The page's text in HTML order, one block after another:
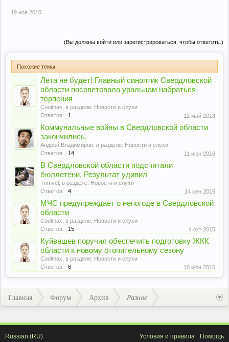
19 ноя 2010
(Вы должны войти или зарегистрироваться, чтобы ответить.)
Похожие темы
Лета не будет! Главный синоптик Свердловской
области посоветовала уральцам набраться
терпения
Coolmax , в разделе: Новости и слухи
Ответов:
1 12 май 2018
Коммунальные войны в Свердловской области
закончились.
Андрей Владимиров , в разделе: Новости и слухи
Ответов:
14 11 июн 2016
В Свердловской области подсчитали
бюллетени. Результат удивил
Trimvel , в разделе: Новости и слухи
Ответов:
4 14 сен 2015
МЧС предупреждает о непогоде в Свердловской
области
Coolmax , в разделе: Новости и слухи
Ответов:
15 4 окт 2015
Куйвашев поручил обеспечить подготовку ЖКК
области к новому отопительному сезону
Coolmax , в разделе: Новости и слухи
Ответов:
6 10 июн 2016
Главная Форум Архив Разное
Russian (RU) Условия и правила Помощь